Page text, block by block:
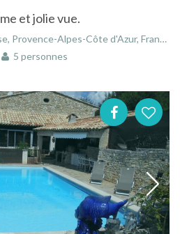
et jolie vue.
Provence-Alpes-Côte d'Azur, France
5 personnes